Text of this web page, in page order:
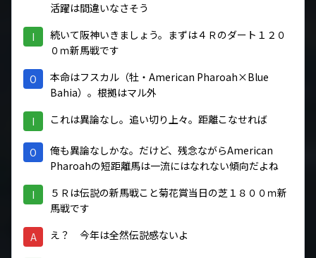
活躍は間違いなさそう
I
続いて阪神いきましょう。まずは４Ｒのダート１２０
０ｍ新馬戦です
O
本命はフスカル（牡・American Pharoah×Blue
Bahia）。根拠はマル外
I これは異論なし。追い切り上々。距離こなせれば
O
俺も異論なしかな。だけど、残念ながらAmerican
Pharoahの短距離馬は一流にはなれない傾向だよね
I
５Ｒは伝説の新馬戦こと菊花賞当日の芝１８００ｍ新
馬戦です
A え？ 今年は全然伝説感ないよ